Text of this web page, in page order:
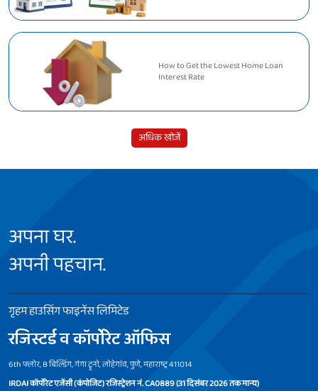
How to Get the Lowest Home Loan
Interest Rate
अधिक खोजें
अपना घर.
अपनी पहचान.
गृहम हाउसिंग फाइनेंस लिमिटेड
रजिस्टर्ड व कॉर्पोरेट ऑफिस
6th फ्लोर, B बिल्डिंग, गंगा ट्रूनो, लोहेगांव, पुणे, महाराष्ट्र 411014
IRDAI कॉर्पोरेट एजेंसी (कंपोजिट) रजिस्ट्रेशन नं. CA0889 (31 दिसंबर 2026 तक मान्य)